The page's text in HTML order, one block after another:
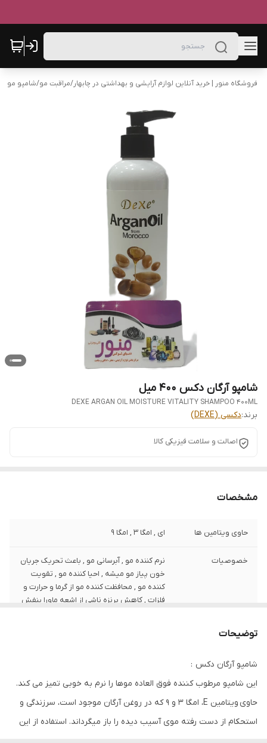
فروشگاه منور | خرید آنلاین لوازم آرایشی و بهداشتی در چابهار/مراقبت مو/شامپو مو
شامپو آرگان دکس 400 میل
DEXE ARGAN OIL MOISTURE VITALITY SHAMPOO 400ML
برند:دکسی (DEXE)
اصالت و سلامت فیزیکی کالا
مشخصات
حاوی ویتامین ها ای , امگا 3 , امگا 9
خصوصیات
نرم کننده مو , آبرسانی مو , باعث تحریک جریان
خون پیاز مو میشه , احیا کننده مو , تقویت
کننده مو , محافظت کننده مو از گرما و حرارت و
فلزات , کاهش برنزه ناشی از اشعه ماورا بنفش
تاریخ انقضا
توضیحات
شامپو آرگان دکس :
این شامپو مرطوب کننده فوق العاده موها را نرم به خوبی تمیز می کند.
حاوی ویتامین E، امگا 3 و 9 که در روغن آرگان موجود است، سرزندگی و
استحکام از دست رفته موی آسیب دیده را باز میگرداند. استفاده از این